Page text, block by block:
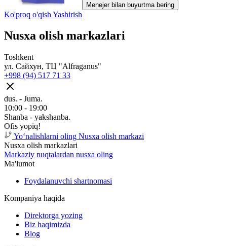
Menejer bilan buyurtma bering
Ko'proq o'qish Yashirish
Nusxa olish markazlari
Toshkent
ул. Сайхун, ТЦ "Alfraganus"
+998 (94) 517 71 33
dus. - Juma.
10:00 - 19:00
Shanba - yakshanba.
Ofis yopiq!
Yoʻnalishlarni oling Nusxa olish markazi
Nusxa olish markazlari
Markaziy nuqtalardan nusxa oling
Ma'lumot
Foydalanuvchi shartnomasi
Kompaniya haqida
Direktorga yozing
Biz haqimizda
Blog